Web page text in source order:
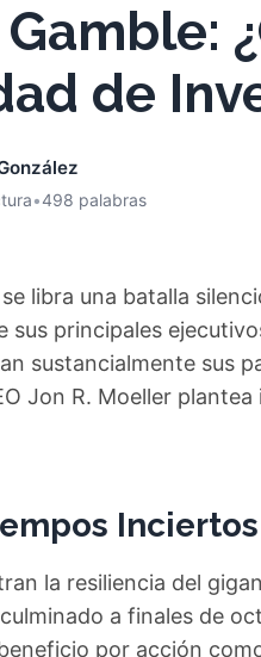
de
•498 palabras
libra una batalla
principales
sustancialmente sus
Jon R. Moeller
Inciertos
la resiliencia del
a finales de
por acción